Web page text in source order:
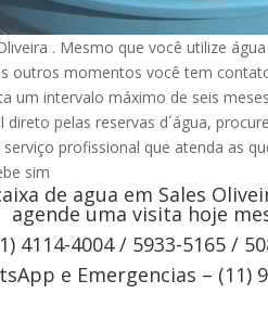
. Mesmo que você utilize
outros momentos você tem
um intervalo máximo de seis
direto pelas reservas d´água,
profissional que atenda as
sim
de agua em Sales
agende uma visita hoje
4114-4004 / 5933-5165 /
e Emergencias – (11)